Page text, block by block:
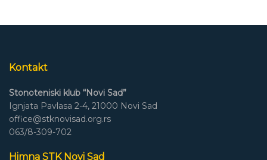
Kontakt
Stonoteniski klub “Novi Sad”
Ignjata Pavlasa 2-4, 21000 Novi Sad
office@stknovisad.org.rs
063/8-309-702
Himna STK Novi Sad